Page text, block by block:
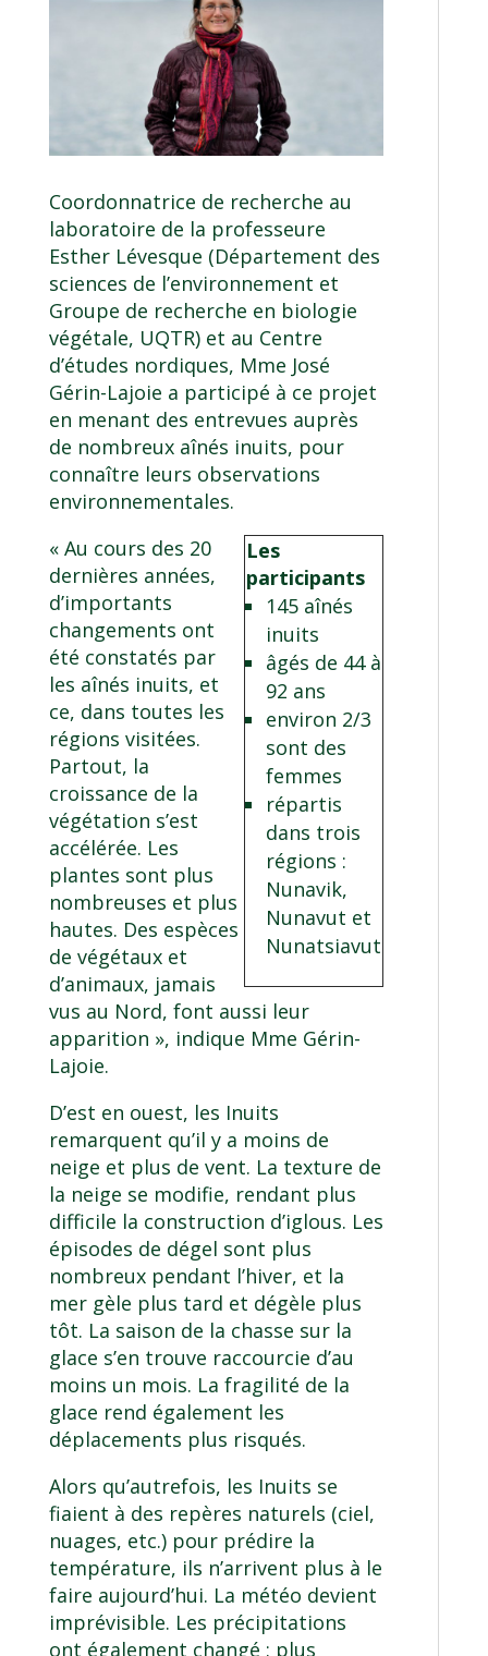
Coordonnatrice de recherche au
laboratoire de la professeure
Esther Lévesque (Département des
sciences de l’environnement et
Groupe de recherche en biologie
végétale, UQTR) et au Centre
d’études nordiques, Mme José
Gérin-Lajoie a participé à ce projet
en menant des entrevues auprès
de nombreux aînés inuits, pour
connaître leurs observations
environnementales.
Les
participants
145 aînés
inuits
âgés de 44 à
92 ans
environ 2/3
sont des
femmes
répartis
dans trois
régions :
Nunavik,
Nunavut et
Nunatsiavut
« Au cours des 20
dernières années,
d’importants
changements ont
été constatés par
les aînés inuits, et
ce, dans toutes les
régions visitées.
Partout, la
croissance de la
végétation s’est
accélérée. Les
plantes sont plus
nombreuses et plus
hautes. Des espèces
de végétaux et
d’animaux, jamais
vus au Nord, font aussi leur
apparition », indique Mme Gérin-
Lajoie.
D’est en ouest, les Inuits
remarquent qu’il y a moins de
neige et plus de vent. La texture de
la neige se modifie, rendant plus
difficile la construction d’iglous. Les
épisodes de dégel sont plus
nombreux pendant l’hiver, et la
mer gèle plus tard et dégèle plus
tôt. La saison de la chasse sur la
glace s’en trouve raccourcie d’au
moins un mois. La fragilité de la
glace rend également les
déplacements plus risqués.
Alors qu’autrefois, les Inuits se
fiaient à des repères naturels (ciel,
nuages, etc.) pour prédire la
température, ils n’arrivent plus à le
faire aujourd’hui. La météo devient
imprévisible. Les précipitations
ont également changé : plus